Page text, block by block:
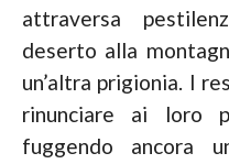
attraversa
deserto alla
un’altra prigionia. I
rinunciare ai loro
fuggendo ancora